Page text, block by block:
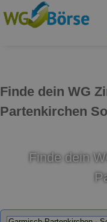
Finde dein WG
Partenkirchen
Finde dein